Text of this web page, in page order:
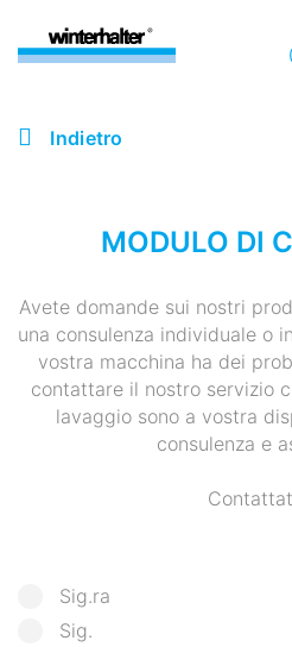
Indietro
MODULO DI
Avete domande sui nostri
una consulenza individuale o
vostra macchina ha dei
contattare il nostro servizio
lavaggio sono a vostra
consulenza e
Sig.ra
Sig.